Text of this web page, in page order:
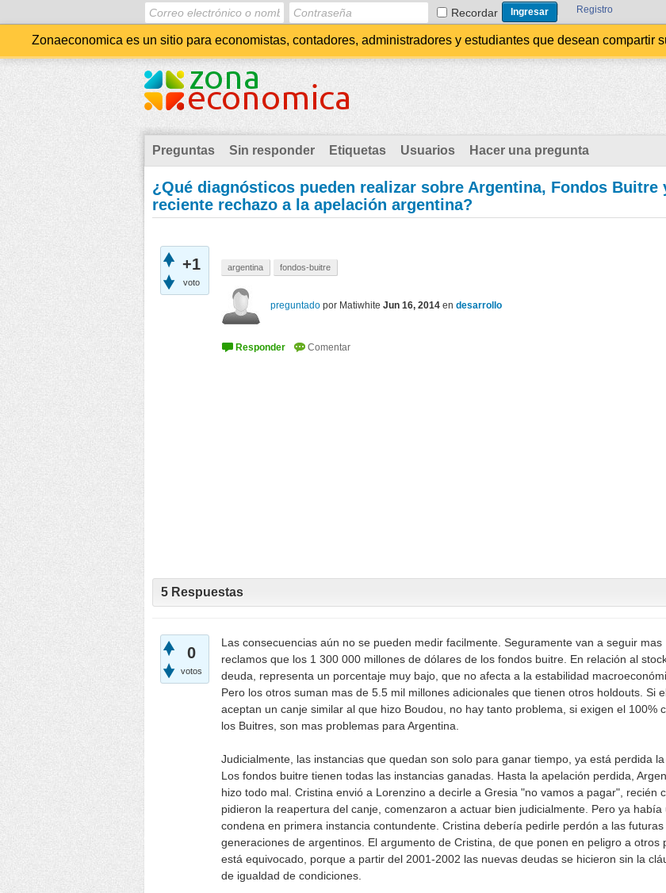
Recordar Registro
Zonaeconomica es un sitio para economistas, contadores, administradores y estudiantes que desean compartir
Preguntas Sin responder Etiquetas Usuarios Hacer una pregunta
¿Qué diagnósticos pueden realizar sobre Argentina, Fondos Buitre
reciente rechazo a la apelación argentina?
+1
voto
argentina fondos-buitre
preguntado por Matiwhite Jun 16, 2014 en desarrollo
5 Respuestas
0
votos
Las consecuencias aún no se pueden medir facilmente. Seguramente van a seguir mas
reclamos que los 1 300 000 millones de dólares de los fondos buitre. En relación al
deuda, representa un porcentaje muy bajo, que no afecta a la estabilidad
Pero los otros suman mas de 5.5 mil millones adicionales que tienen otros holdouts. Si
aceptan un canje similar al que hizo Boudou, no hay tanto problema, si exigen el 100%
los Buitres, son mas problemas para Argentina.
Judicialmente, las instancias que quedan son solo para ganar tiempo, ya está perdida la
Los fondos buitre tienen todas las instancias ganadas. Hasta la apelación perdida,
hizo todo mal. Cristina envió a Lorenzino a decirle a Gresia "no vamos a pagar", recién
pidieron la reapertura del canje, comenzaron a actuar bien judicialmente. Pero ya había
condena en primera instancia contundente. Cristina debería pedirle perdón a las futuras
generaciones de argentinos. El argumento de Cristina, de que ponen en peligro a otros
está equivocado, porque a partir del 2001-2002 las nuevas deudas se hicieron sin la
de igualdad de condiciones.